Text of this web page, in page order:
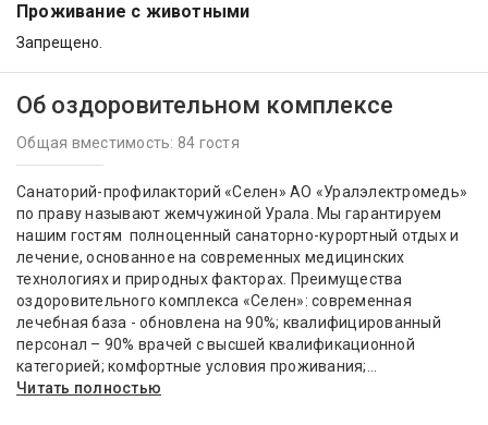
Проживание с животными
Запрещено.
Об оздоровительном комплексе
Общая вместимость: 84 гостя
Санаторий-профилакторий «Селен» АО «Уралэлектромедь»
по праву называют жемчужиной Урала. Мы гарантируем
нашим гостям полноценный санаторно-курортный отдых и
лечение, основанное на современных медицинских
технологиях и природных факторах. Преимущества
оздоровительного комплекса «Селен»: современная
лечебная база - обновлена на 90%; квалифицированный
персонал – 90% врачей с высшей квалификационной
категорией; комфортные условия проживания;...
Читать полностью